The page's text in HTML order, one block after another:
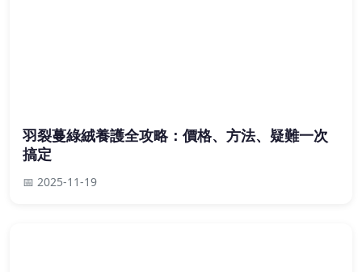
羽裂蔓綠絨養護全攻略：價格、方法、疑難一次
搞定
📅 2025-11-19